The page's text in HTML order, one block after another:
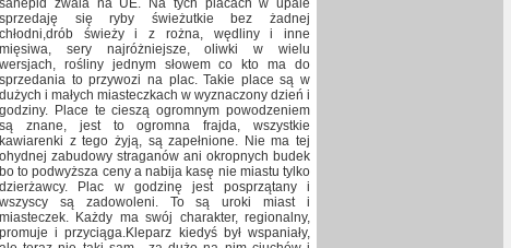
sanepid zwala na UE. Na tych placach w upale
sprzedaję się ryby świeżutkie bez żadnej
chłodni,drób świeży i z rożna, wędliny i inne
mięsiwa, sery najróżniejsze, oliwki w wielu
wersjach, rośliny jednym słowem co kto ma do
sprzedania to przywozi na plac. Takie place są w
dużych i małych miasteczkach w wyznaczony dzień i
godziny. Place te cieszą ogromnym powodzeniem
są znane, jest to ogromna frajda, wszystkie
kawiarenki z tego żyją, są zapełnione. Nie ma tej
ohydnej zabudowy straganów ani okropnych budek
bo to podwyższa ceny a nabija kasę nie miastu tylko
dzierżawcy. Plac w godzinę jest posprzątany i
wszyscy są zadowoleni. To są uroki miast i
miasteczek. Każdy ma swój charakter, regionalny,
promuje i przyciąga.Kleparz kiedyś był wspaniały,